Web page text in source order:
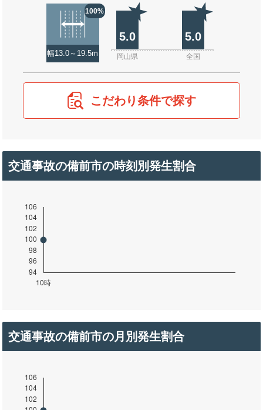
100%
幅13.0～19.5m
5.0 5.0
岡山県 全国
こだわり条件で探す
交通事故の備前市の時刻別発生割合
交通事故の備前市の月別発生割合